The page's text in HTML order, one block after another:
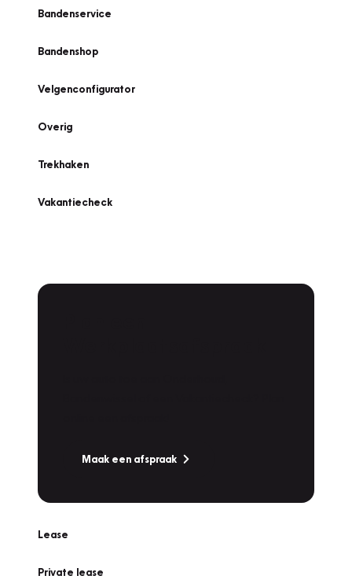
Bandenservice
Bandenshop
Velgenconfigurator
Overig
Trekhaken
Vakantiecheck
Maak een afspraak
Lease
Private lease